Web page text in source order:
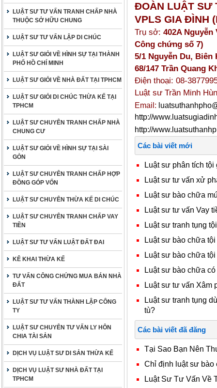
LUẬT SƯ TƯ VẤN TRANH CHẤP NHÀ
THUỘC SỞ HỮU CHUNG
LUẬT SƯ TƯ VẤN LẬP DI CHÚC
LUẬT SƯ GIỎI VỀ HÌNH SỰ TẠI THÀNH
PHỐ HỒ CHÍ MINH
LUẬT SƯ GIỎI VỀ NHÀ ĐẤT TẠI TPHCM
LUẬT SƯ GIỎI DI CHÚC THỪA KẾ TẠI
TPHCM
LUẬT SƯ CHUYÊN TRANH CHẤP NHÀ
CHUNG CƯ
LUẬT SƯ GIỎI VỀ HÌNH SỰ TẠI SÀI
GÒN
LUẬT SƯ CHUYÊN TRANH CHẤP HỢP
ĐỒNG GÓP VỐN
LUẬT SƯ CHUYÊN THỪA KẾ DI CHÚC
LUẬT SƯ CHUYÊN TRANH CHẤP VAY
TIỀN
LUẬT SƯ TƯ VẤN LUẬT ĐẤT ĐAI
KÊ KHAI THỪA KẾ
TƯ VẤN CÔNG CHỨNG MUA BÁN NHÀ
ĐẤT
LUẬT SƯ TƯ VẤN THÀNH LẬP CÔNG
TY
LUẬT SƯ CHUYÊN TƯ VẤN LY HÔN
CHIA TÀI SẢN
DỊCH VỤ LUẬT SƯ DI SẢN THỪA KẾ
DỊCH VỤ LUẬT SƯ NHÀ ĐẤT TẠI
TPHCM
ĐOÀN LUẬT SƯ
VPLS GIA ĐÌNH
Trụ sở: 402A Nguyễn
Công chứng số 7)
5/1 Nguyễn Du,
68/147 Trần Quang
Điện thoại: 08-
Luật sư Trần Minh
Email:
http://
http://
Các bài viết mới
Luật sư phân tích
Luật sư tư vấn xử
Luật sư bào chữa
Luật sư tư vấn Vay
Luật sư tranh tụng
Luật sư bào chữa
Luật sư bào chữa
Luật sư bào chữa
Luật sư tư vấn Xâm
Luật sư tranh tụng
tù?
Các bài viết đã đăng
Tại Sao Bạn Nên
Chỉ định luật sư bào
Luật Sư Tư Vấn Về